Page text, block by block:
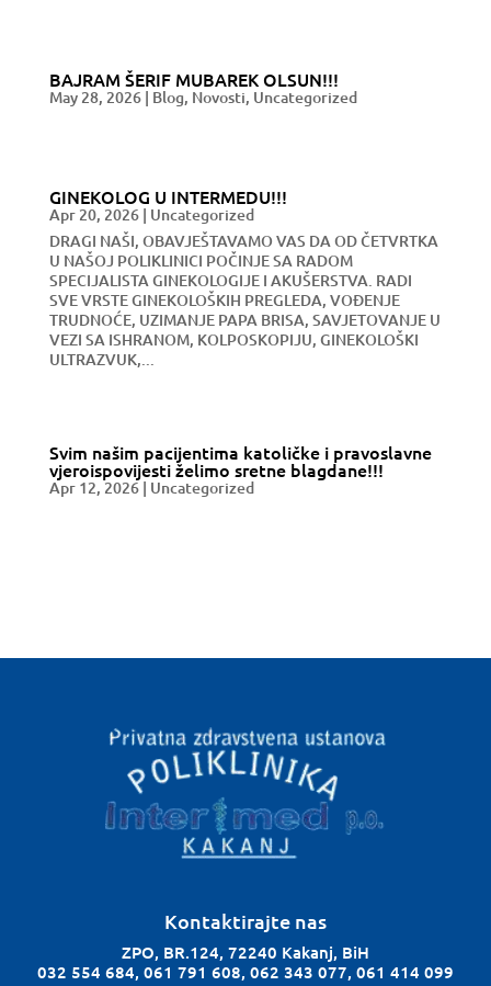
BAJRAM ŠERIF MUBAREK OLSUN!!!
May 28, 2026| Blog, Novosti, Uncategorized
GINEKOLOG U INTERMEDU!!!
Apr 20, 2026| Uncategorized
DRAGI NAŠI, OBAVJEŠTAVAMO VAS DA OD ČETVRTKA
U NAŠOJ POLIKLINICI POČINJE SA RADOM
SPECIJALISTA GINEKOLOGIJE I AKUŠERSTVA. RADI
SVE VRSTE GINEKOLOŠKIH PREGLEDA, VOĐENJE
TRUDNOĆE, UZIMANJE PAPA BRISA, SAVJETOVANJE U
VEZI SA ISHRANOM, KOLPOSKOPIJU, GINEKOLOŠKI
ULTRAZVUK,...
Svim našim pacijentima katoličke i pravoslavne
vjeroispovijesti želimo sretne blagdane!!!
Apr 12, 2026| Uncategorized
Kontaktirajte nas
ZPO, BR.124, 72240 Kakanj, BiH
032 554 684, 061 791 608, 062 343 077, 061 414 099